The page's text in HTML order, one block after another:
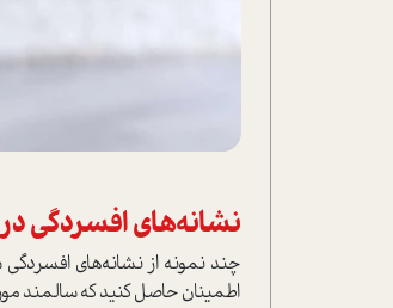
نشانه‌های افسردگی
چند نمونه از نشانه‌های افسردگی
اطمینان حاصل کنید که سالمند